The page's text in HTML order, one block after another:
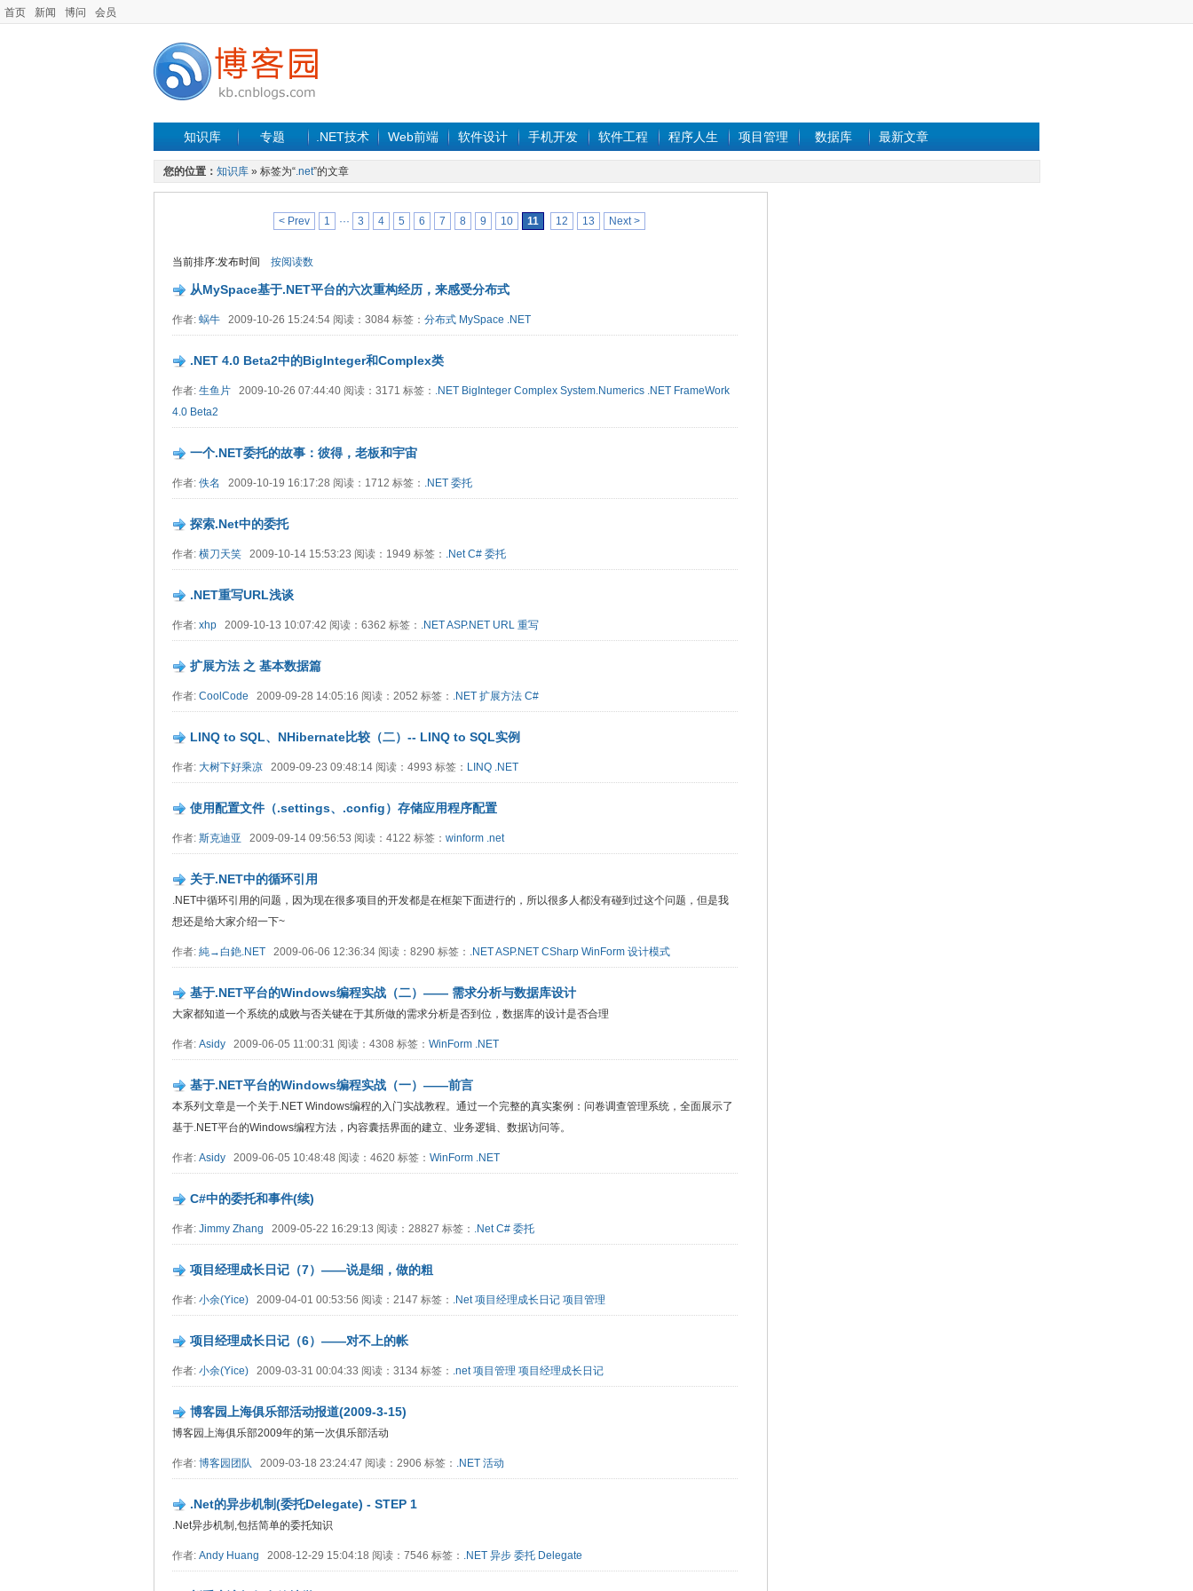
首页 新闻 博问 会员
知识库 专题 .NET技术 Web前端 软件设计 手机开发 软件工程 程序人生 项目管理 数据库 最新文章
您的位置： 知识库 » 标签为“.net”的文章
< Prev 1 ··· 3 4 5 6 7 8 9 10 11 12 13 Next >
当前排序:发布时间 按阅读数
从MySpace基于.NET平台的六次重构经历，来感受分布式
作者: 蜗牛 2009-10-26 15:24:54 阅读：3084 标签： 分布式 MySpace .NET
.NET 4.0 Beta2中的BigInteger和Complex类
作者: 生鱼片 2009-10-26 07:44:40 阅读：3171 标签： .NET BigInteger Complex System.Numerics .NET FrameWork
4.0 Beta2
一个.NET委托的故事：彼得，老板和宇宙
作者: 佚名 2009-10-19 16:17:28 阅读：1712 标签： .NET 委托
探索.Net中的委托
作者: 横刀天笑 2009-10-14 15:53:23 阅读：1949 标签： .Net C# 委托
.NET重写URL浅谈
作者: xhp 2009-10-13 10:07:42 阅读：6362 标签： .NETASP.NET URL 重写
扩展方法 之 基本数据篇
作者: CoolCode 2009-09-28 14:05:16 阅读：2052 标签： .NET 扩展方法 C#
LINQ to SQL、NHibernate比较（二）-- LINQ to SQL实例
作者: 大树下好乘凉 2009-09-23 09:48:14 阅读：4993 标签： LINQ .NET
使用配置文件（.settings、.config）存储应用程序配置
作者: 斯克迪亚 2009-09-14 09:56:53 阅读：4122 标签： winform .net
关于.NET中的循环引用
.NET中循环引用的问题，因为现在很多项目的开发都是在框架下面进行的，所以很多人都没有碰到过这个问题，但是我
想还是给大家介绍一下~
作者: 純→白銫.NET 2009-06-06 12:36:34 阅读：8290 标签： .NETASP.NET CSharp WinForm 设计模式
基于.NET平台的Windows编程实战（二）—— 需求分析与数据库设计
大家都知道一个系统的成败与否关键在于其所做的需求分析是否到位，数据库的设计是否合理
作者: Asidy 2009-06-05 11:00:31 阅读：4308 标签： WinForm .NET
基于.NET平台的Windows编程实战（一）——前言
本系列文章是一个关于.NET Windows编程的入门实战教程。通过一个完整的真实案例：问卷调查管理系统，全面展示了
基于.NET平台的Windows编程方法，内容囊括界面的建立、业务逻辑、数据访问等。
作者: Asidy 2009-06-05 10:48:48 阅读：4620 标签： WinForm .NET
C#中的委托和事件(续)
作者: Jimmy Zhang 2009-05-22 16:29:13 阅读：28827 标签： .Net C# 委托
项目经理成长日记（7）——说是细，做的粗
作者: 小余(Yice) 2009-04-01 00:53:56 阅读：2147 标签： .Net 项目经理成长日记 项目管理
项目经理成长日记（6）——对不上的帐
作者: 小余(Yice) 2009-03-31 00:04:33 阅读：3134 标签： .net 项目管理 项目经理成长日记
博客园上海俱乐部活动报道(2009-3-15)
博客园上海俱乐部2009年的第一次俱乐部活动
作者: 博客园团队 2009-03-18 23:24:47 阅读：2906 标签： .NET 活动
.Net的异步机制(委托Delegate) - STEP 1
.Net异步机制,包括简单的委托知识
作者: Andy Huang 2008-12-29 15:04:18 阅读：7546 标签： .NET 异步 委托 Delegate